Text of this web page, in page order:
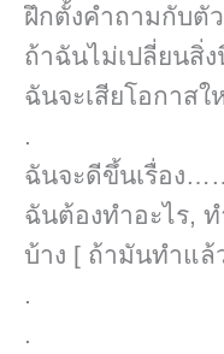
ฝึกตั้งคำถามกับตั
ถ้าฉันไม่เปลี่ยนสิ่
ฉันจะเสียโอกาสใ
.
ฉันจะดีขึ้นเรื่อง
ฉันต้องทำอะไร,
บ้าง [ ถ้ามันทำแล้
.
.